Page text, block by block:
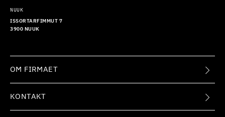
NUUK
ISSORTARFIMMUT 7
3900 NUUK
OM FIRMAET
KONTAKT